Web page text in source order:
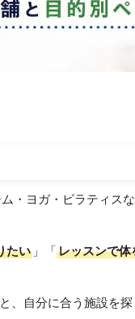
・ヨガ・ピラティス
たい 」「レッスンで
、自分に合う施設を探